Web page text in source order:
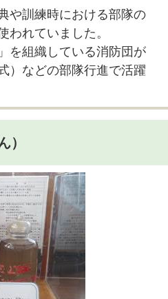
や訓練時における部隊の
われていました。
を組織している消防団が
）などの部隊行進で活躍
）